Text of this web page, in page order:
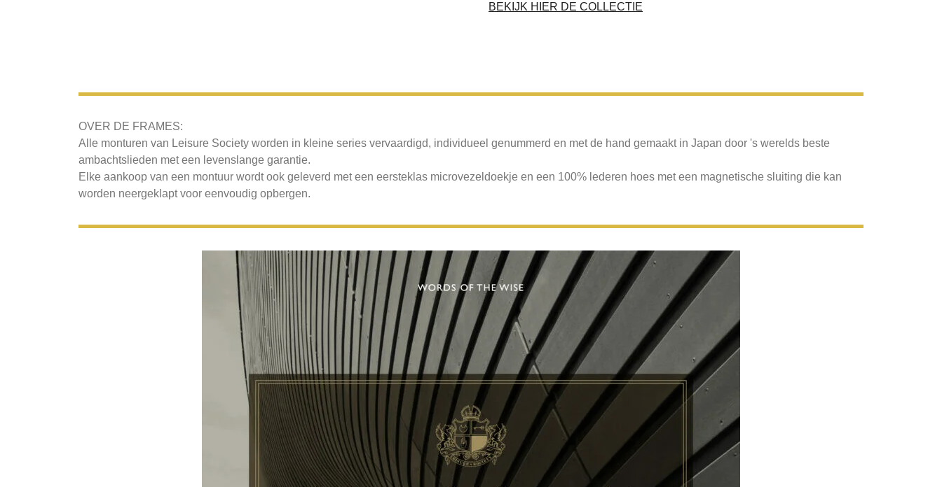
BEKIJK HIER DE COLLECTIE
OVER DE FRAMES:
Alle monturen van Leisure Society worden in kleine series vervaardigd, individueel genummerd en met de hand gemaakt in Japan door 's werelds beste
ambachtslieden met een levenslange garantie.
Elke aankoop van een montuur wordt ook geleverd met een eersteklas microvezeldoekje en een 100% lederen hoes met een magnetische sluiting die kan
worden neergeklapt voor eenvoudig opbergen.